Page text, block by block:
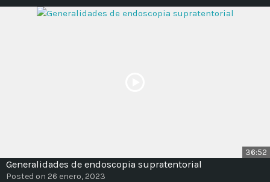
36:52
Generalidades de endoscopia supratentorial
Posted on 26 enero, 2023